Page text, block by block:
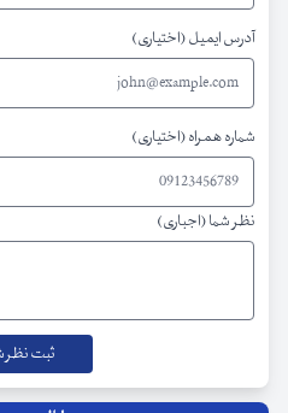
آدرس ایمیل (اختیاری)
شماره همراه (اختیاری)
نظر شما (اجباری)